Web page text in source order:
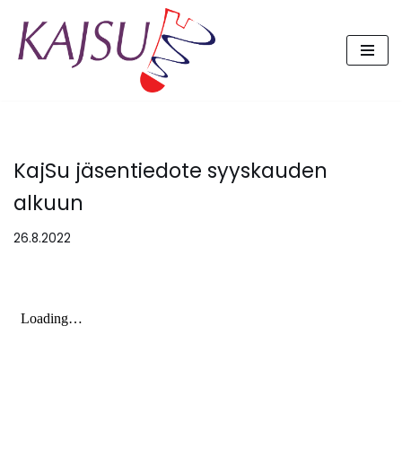
Siirry
KajSu jäsentiedote syyskauden
alkuun
26.8.2022